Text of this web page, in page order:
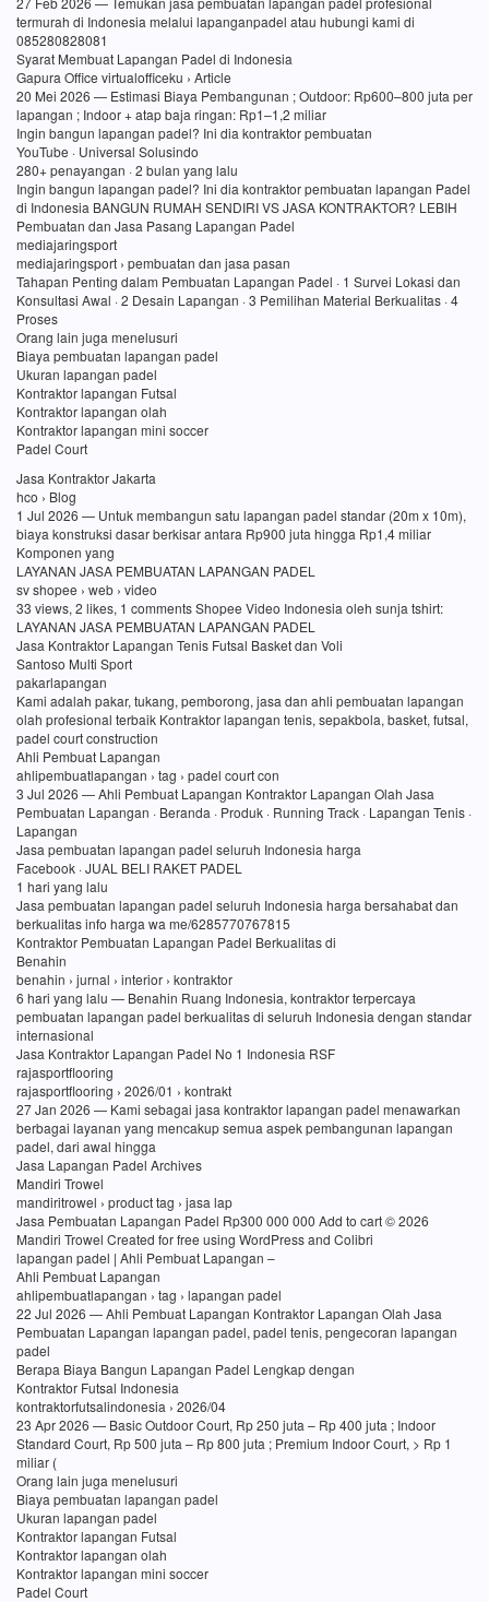
termurah di Indonesia melalui lapanganpadel atau hubungi kami di
085280828081
Syarat Membuat Lapangan Padel di Indonesia
Gapura Office virtualofficeku › Article
20 Mei 2026 — Estimasi Biaya Pembangunan ; Outdoor: Rp600–800 juta per
lapangan ; Indoor + atap baja ringan: Rp1–1,2 miliar
Ingin bangun lapangan padel? Ini dia kontraktor pembuatan
YouTube · Universal Solusindo
280+ penayangan · 2 bulan yang lalu
Ingin bangun lapangan padel? Ini dia kontraktor pembuatan lapangan Padel
di Indonesia BANGUN RUMAH SENDIRI VS JASA KONTRAKTOR? LEBIH
Pembuatan dan Jasa Pasang Lapangan Padel
mediajaringsport
mediajaringsport › pembuatan dan jasa pasan
Tahapan Penting dalam Pembuatan Lapangan Padel · 1 Survei Lokasi dan
Konsultasi Awal · 2 Desain Lapangan · 3 Pemilihan Material Berkualitas · 4
Proses
Orang lain juga menelusuri
Biaya pembuatan lapangan padel
Ukuran lapangan padel
Kontraktor lapangan Futsal
Kontraktor lapangan olah
Kontraktor lapangan mini soccer
Padel Court
Jasa Kontraktor Jakarta
hco › Blog
1 Jul 2026 — Untuk membangun satu lapangan padel standar (20m x 10m),
biaya konstruksi dasar berkisar antara Rp900 juta hingga Rp1,4 miliar
Komponen yang
LAYANAN JASA PEMBUATAN LAPANGAN PADEL
sv shopee › web › video
33 views, 2 likes, 1 comments Shopee Video Indonesia oleh sunja tshirt:
LAYANAN JASA PEMBUATAN LAPANGAN PADEL
Jasa Kontraktor Lapangan Tenis Futsal Basket dan Voli
Santoso Multi Sport
pakarlapangan
Kami adalah pakar, tukang, pemborong, jasa dan ahli pembuatan lapangan
olah profesional terbaik Kontraktor lapangan tenis, sepakbola, basket, futsal,
padel court construction
Ahli Pembuat Lapangan
ahlipembuatlapangan › tag › padel court con
3 Jul 2026 — Ahli Pembuat Lapangan Kontraktor Lapangan Olah Jasa
Pembuatan Lapangan · Beranda · Produk · Running Track · Lapangan Tenis ·
Lapangan
Jasa pembuatan lapangan padel seluruh Indonesia harga
Facebook · JUAL BELI RAKET PADEL
1 hari yang lalu
Jasa pembuatan lapangan padel seluruh Indonesia harga bersahabat dan
berkualitas info harga wa me/6285770767815
Kontraktor Pembuatan Lapangan Padel Berkualitas di
Benahin
benahin › jurnal › interior › kontraktor
6 hari yang lalu — Benahin Ruang Indonesia, kontraktor terpercaya
pembuatan lapangan padel berkualitas di seluruh Indonesia dengan standar
internasional
Jasa Kontraktor Lapangan Padel No 1 Indonesia RSF
rajasportflooring
rajasportflooring › 2026/01 › kontrakt
27 Jan 2026 — Kami sebagai jasa kontraktor lapangan padel menawarkan
berbagai layanan yang mencakup semua aspek pembangunan lapangan
padel, dari awal hingga
Jasa Lapangan Padel Archives
Mandiri Trowel
mandiritrowel › product tag › jasa lap
Jasa Pembuatan Lapangan Padel Rp300 000 000 Add to cart © 2026
Mandiri Trowel Created for free using WordPress and Colibri
lapangan padel | Ahli Pembuat Lapangan –
Ahli Pembuat Lapangan
ahlipembuatlapangan › tag › lapangan padel
22 Jul 2026 — Ahli Pembuat Lapangan Kontraktor Lapangan Olah Jasa
Pembuatan Lapangan lapangan padel, padel tenis, pengecoran lapangan
padel
Berapa Biaya Bangun Lapangan Padel Lengkap dengan
Kontraktor Futsal Indonesia
kontraktorfutsalindonesia › 2026/04
23 Apr 2026 — Basic Outdoor Court, Rp 250 juta – Rp 400 juta ; Indoor
Standard Court, Rp 500 juta – Rp 800 juta ; Premium Indoor Court, > Rp 1
miliar (
Orang lain juga menelusuri
Biaya pembuatan lapangan padel
Ukuran lapangan padel
Kontraktor lapangan Futsal
Kontraktor lapangan olah
Kontraktor lapangan mini soccer
Padel Court